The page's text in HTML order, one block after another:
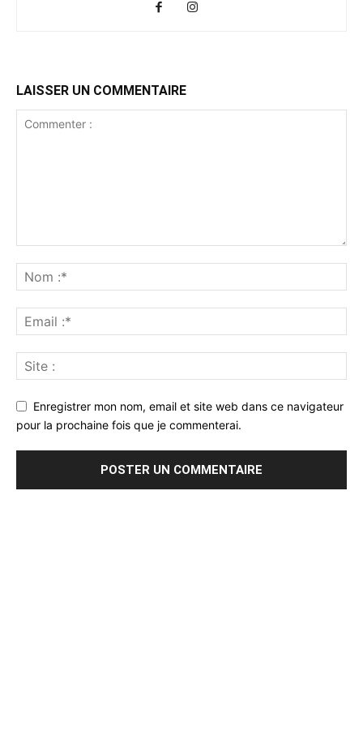
LAISSER UN COMMENTAIRE
Enregistrer mon nom, email et site web dans ce navigateur
pour la prochaine fois que je commenterai.